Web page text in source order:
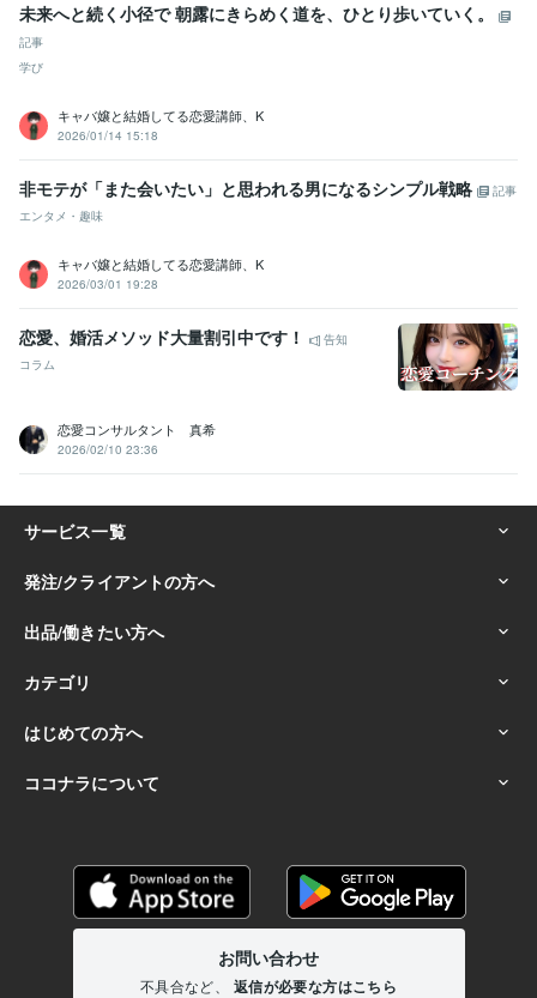
未来へと続く小径で 朝露にきらめく道を、ひとり歩いていく。
記事
学び
キャバ嬢と結婚してる恋愛講師、K
2026/01/14 15:18
非モテが「また会いたい」と思われる男になるシンプル戦略
記事
エンタメ・趣味
キャバ嬢と結婚してる恋愛講師、K
2026/03/01 19:28
恋愛、婚活メソッド大量割引中です！
告知
コラム
恋愛コンサルタント 真希
2026/02/10 23:36